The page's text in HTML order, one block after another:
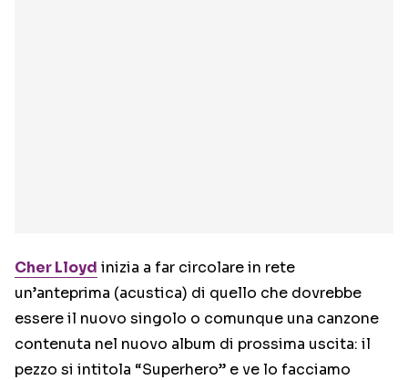
Cher Lloyd inizia a far circolare in rete
un’anteprima (acustica) di quello che dovrebbe
essere il nuovo singolo o comunque una canzone
contenuta nel nuovo album di prossima uscita: il
pezzo si intitola “Superhero” e ve lo facciamo